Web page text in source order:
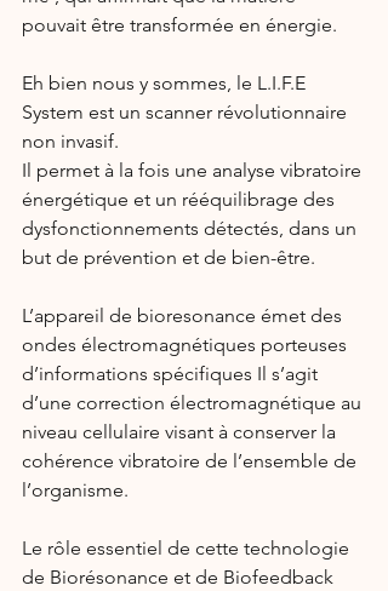
pouvait être transformée en énergie.
Eh bien nous y sommes, le L.I.F.E
System est un scanner révolutionnaire
non invasif.
Il permet à la fois une analyse vibratoire
énergétique et un rééquilibrage des
dysfonctionnements détectés, dans un
but de prévention et de bien-être.
L’appareil de bioresonance émet des
ondes électromagnétiques porteuses
d’informations spécifiques Il s’agit
d’une correction électromagnétique au
niveau cellulaire visant à conserver la
cohérence vibratoire de l’ensemble de
l’organisme.
Le rôle essentiel de cette technologie
de Biorésonance et de Biofeedback